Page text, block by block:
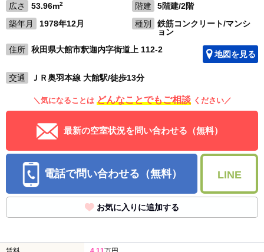
広さ
53.96m2 階建
5階建/2階
築年月
1978年12月 種別
鉄筋コンクリート/マンシ
ョン
住所
秋田県大館市釈迦内字街道上 112-2 地図を見る
交通 ＪＲ奥羽本線 大館駅/徒歩13分
＼気になることは どんなことでもご相談 ください／
最新の空室状況を問い合わせる（無料）
電話で問い合わせる（無料） LINE
お気に入りに追加する